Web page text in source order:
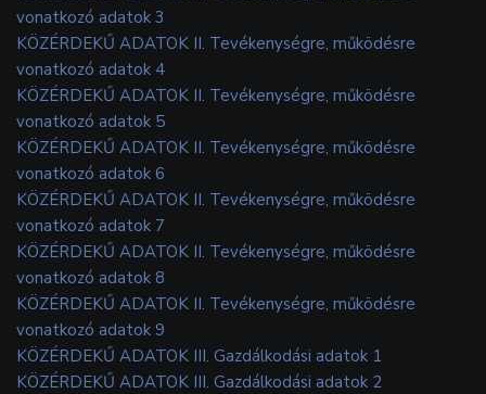
vonatkozó adatok 3
KÖZÉRDEKŰ ADATOK II. Tevékenységre, működésre
vonatkozó adatok 4
KÖZÉRDEKŰ ADATOK II. Tevékenységre, működésre
vonatkozó adatok 5
KÖZÉRDEKŰ ADATOK II. Tevékenységre, működésre
vonatkozó adatok 6
KÖZÉRDEKŰ ADATOK II. Tevékenységre, működésre
vonatkozó adatok 7
KÖZÉRDEKŰ ADATOK II. Tevékenységre, működésre
vonatkozó adatok 8
KÖZÉRDEKŰ ADATOK II. Tevékenységre, működésre
vonatkozó adatok 9
KÖZÉRDEKŰ ADATOK III. Gazdálkodási adatok 1
KÖZÉRDEKŰ ADATOK III. Gazdálkodási adatok 2